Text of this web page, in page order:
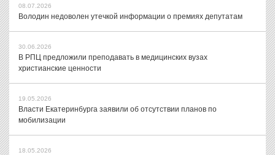
08.07.2026
Володин недоволен утечкой информации о премиях депутатам
30.06.2026
В РПЦ предложили преподавать в медицинских вузах
христианские ценности
19.05.2026
Власти Екатеринбурга заявили об отсутствии планов по
мобилизации
18.05.2026